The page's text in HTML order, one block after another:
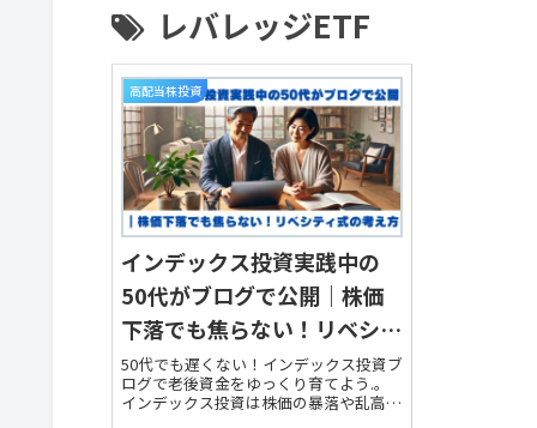
レバレッジETF
高配当株投資
インデックス投資実践中の
50代がブログで公開｜株価
下落でも焦らない！リベシテ
ィ式の考え方
50代でも遅くない！インデックス投資ブ
ログで老後資金をゆっくり育てよう.。
インデックス投資は株価の暴落や乱高下